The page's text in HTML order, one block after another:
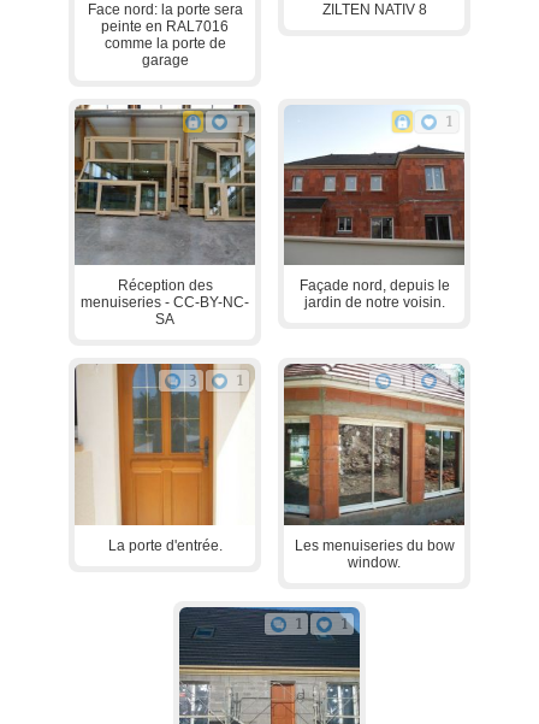
Face nord: la porte sera
peinte en RAL7016
comme la porte de
garage
ZILTEN NATIV 8
1
Réception des
menuiseries - CC-BY-NC-
SA
1
Façade nord, depuis le
jardin de notre voisin.
3 1
La porte d'entrée.
1 1
Les menuiseries du bow
window.
1 1